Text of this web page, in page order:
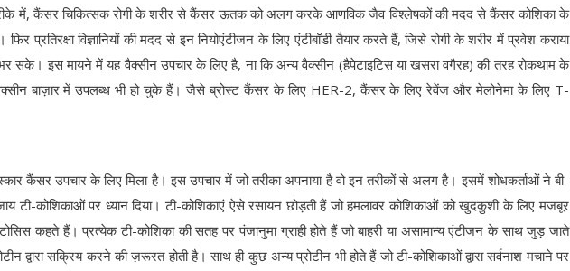
में, कैंसर चिकित्सक रोगी के शरीर से कैंसर ऊतक को अलग करके आणविक जैव विश्लेषकों की मदद से कैंसर कोशिका के
प्रतिरक्षा विज्ञानियों की मदद से इन नियोएंटीजन के लिए एंटीबॉडी तैयार करते हैं, जिसे रोगी के शरीर में प्रवेश कराया
सके। इस मायने में यह वैक्सीन उपचार के लिए है, ना कि अन्य वैक्सीन (हैपेटाइटिस या खसरा वगैरह) की तरह रोकथाम के
बाज़ार में उपलब्ध भी हो चुके हैं। जैसे ब्रोस्ट कैंसर के लिए HER-2, कैंसर के लिए रेवेंज और मेलोनेमा के लिए T-
कैंसर उपचार के लिए मिला है। इस उपचार में जो तरीका अपनाया है वो इन तरीकों से अलग है। इसमें शोधकर्ताओं ने बी-
टी-कोशिकाओं पर ध्यान दिया। टी-कोशिकाएं ऐसे रसायन छोड़ती हैं जो हमलावर कोशिकाओं को खुदकुशी के लिए मजबूर
कहते हैं। प्रत्येक टी-कोशिका की सतह पर पंजानुमा ग्राही होते हैं जो बाहरी या असामान्य एंटीजन के साथ जुड़ जाते
द्वारा सक्रिय करने की ज़रूरत होती है। साथ ही कुछ अन्य प्रोटीन भी होते हैं जो टी-कोशिकाओं द्वारा सर्वनाश मचाने पर